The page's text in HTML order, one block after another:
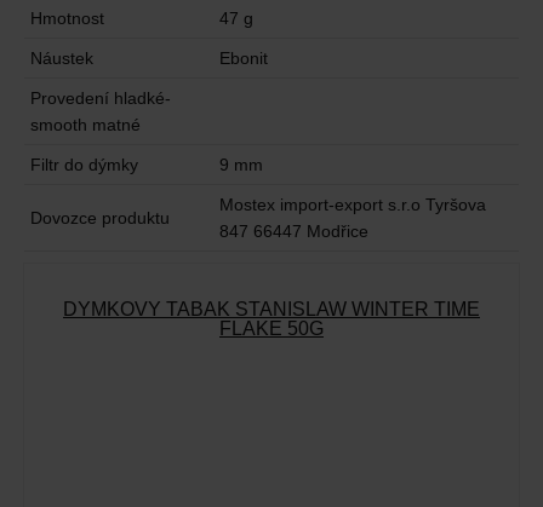
Hmotnost 47 g
Náustek Ebonit
Provedení hladké-
smooth matné
Filtr do dýmky 9 mm
Dovozce produktu
Mostex import-export s.r.o Tyršova
847 66447 Modřice
DÝMKOVÝ TABÁK STANISLAW WINTER TIME
FLAKE 50G